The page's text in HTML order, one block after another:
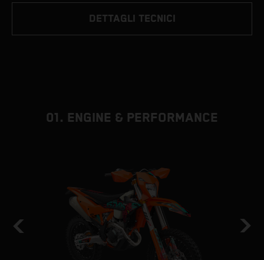
DETTAGLI TECNICI
01. ENGINE & PERFORMANCE